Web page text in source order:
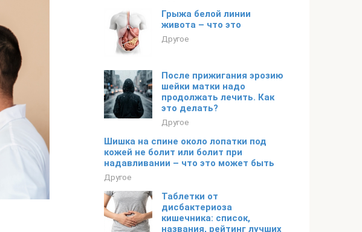
Грыжа белой линии
живота – что это
Другое
После прижигания эрозию
шейки матки надо
продолжать лечить. Как
это делать?
Другое
Шишка на спине около лопатки под
кожей не болит или болит при
надавливании – что это может быть
Другое
Таблетки от
дисбактериоза
кишечника: список,
названия, рейтинг лучших